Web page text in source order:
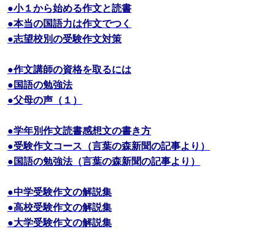
●小１から始める作文と読書
●本当の国語力は作文でつく
●志望校別の受験作文対策
●作文講師の資格を取るには
●国語の勉強法
●父母の声（１）
●学年別作文読書感想文の書き方
●受験作文コース（言葉の森新聞の記事より）
●国語の勉強法（言葉の森新聞の記事より）
●中学受験作文の解説集
●高校受験作文の解説集
●大学受験作文の解説集